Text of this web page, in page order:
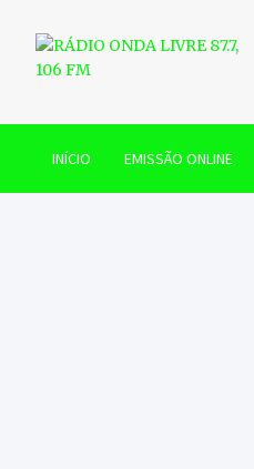
content
RÁDIO
INÍCIO EMISSÃO ONLINE